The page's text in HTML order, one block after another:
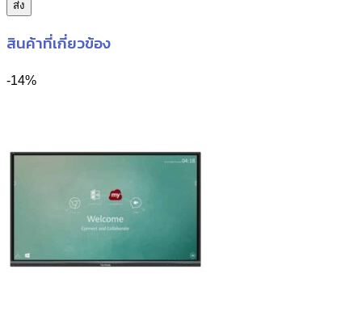
สินค้าที่เกี่ยวข้อง
-14%